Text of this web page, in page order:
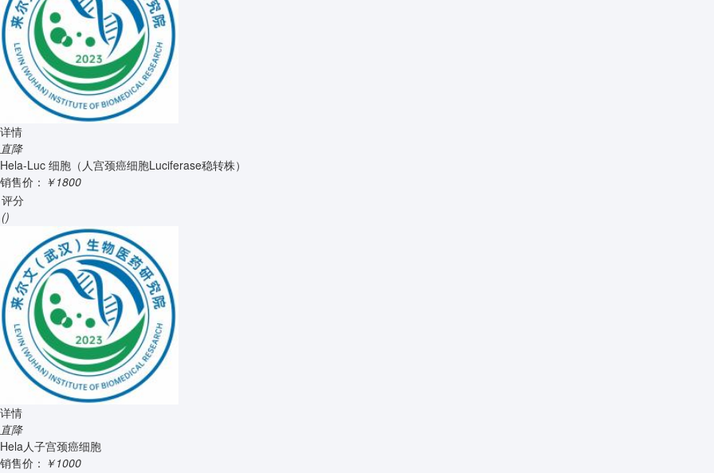
详情
直降
Hela-Luc 细胞（人宫颈癌细胞Luciferase稳转株）
销售价： ￥1800
评分
()
详情
直降
Hela人子宫颈癌细胞
销售价： ￥1000